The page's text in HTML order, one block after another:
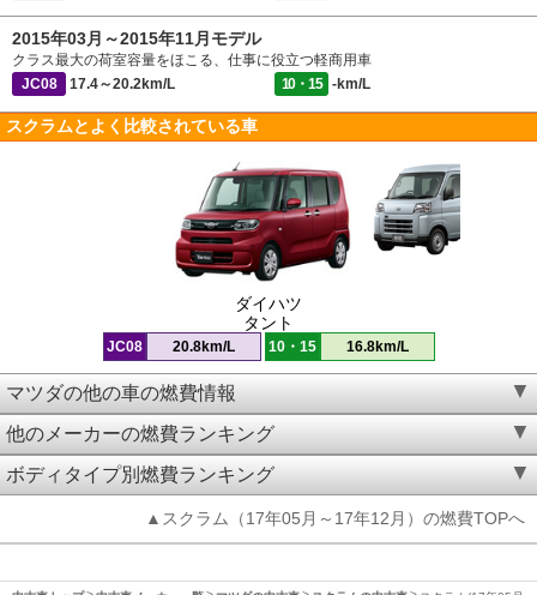
2015年03月～2015年11月モデル
クラス最大の荷室容量をほこる、仕事に役立つ軽商用車
JC08
17.4～20.2km/L 10・15 -km/L
スクラムとよく比較されている車
ダイハツ
タント
JC08 20.8km/L 10・15 16.8km/L
マツダの他の車の燃費情報
他のメーカーの燃費ランキング
ボディタイプ別燃費ランキング
▲スクラム（17年05月～17年12月）の燃費TOPへ